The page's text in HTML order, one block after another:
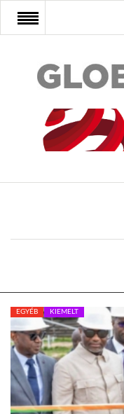
FŐOLDAL
AFRIKA
KÖZEL-KELET
AUSZTRÁLIA
EGYÉB KIEMELT